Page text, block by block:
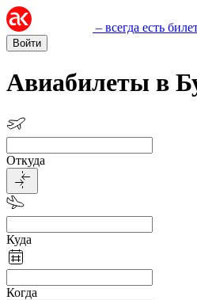
– всегда есть
Войти
Авиабилеты в
Откуда
Куда
Когда